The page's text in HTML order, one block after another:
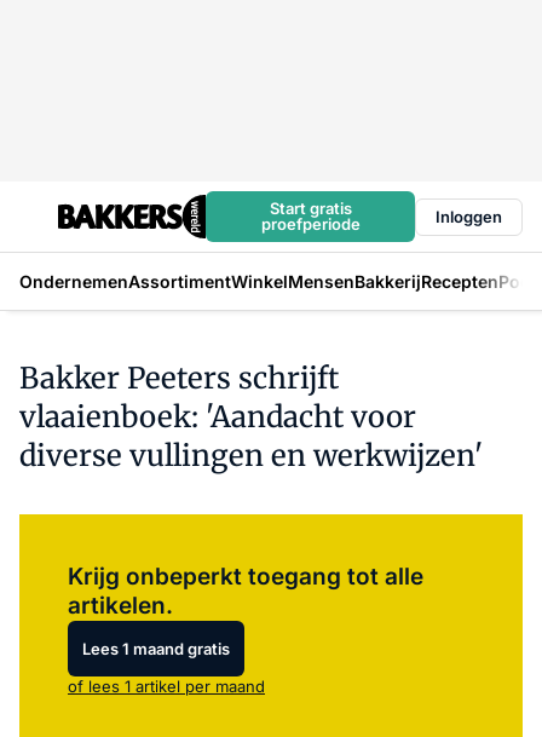
Start gratis
proefperiode
Inloggen
OndernemenAssortimentWinkelMensenBakkerijRecepten
Bakker Peeters schrijft
vlaaienboek: 'Aandacht voor
diverse vullingen en werkwijzen'
Krijg onbeperkt toegang tot alle
artikelen.
Lees 1 maand gratis
of lees 1 artikel per maand